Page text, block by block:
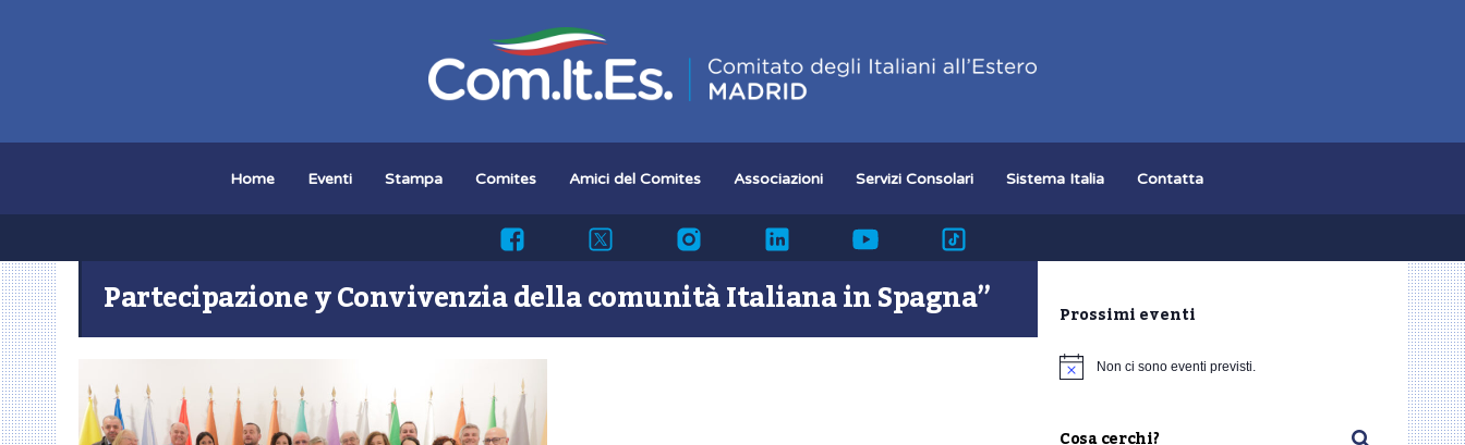
Home Eventi Stampa Comites Amici del Comites Associazioni Servizi Consolari Sistema Italia Contatta
FacebookTwitterX InstagramLinkedIn YouTube
Partecipazione y Convivenzia della comunità Italiana in Spagna” Prossimi eventi
Notice Non ci sono eventi previsti.